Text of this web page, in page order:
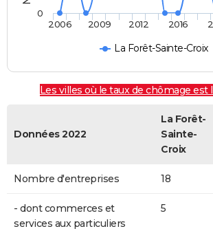
La Forêt-Sainte-Croix
2006 2009 2012 2016
0
Les villes où le taux de chômage est
Données 2022
La Forêt-
Sainte-
Croix
Nombre d'entreprises 18
- dont commerces et
services aux particuliers
5